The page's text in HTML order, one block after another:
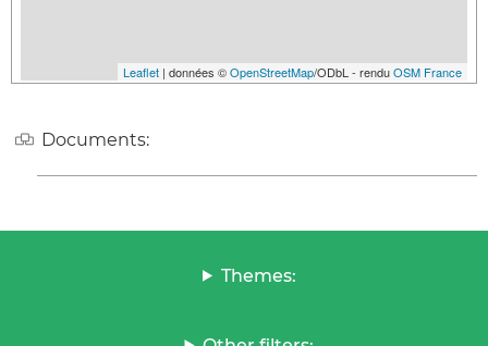
Leaflet | données ©OpenStreetMap/ODbL - renduOSM France
Documents:
Themes: